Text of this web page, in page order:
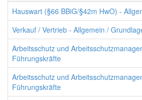
Hauswart (§66 BBiG/§42m HwO) -
Verkauf / Vertrieb - Allgemein /
Arbeitsschutz und
Führungskräfte
Arbeitsschutz und
Führungskräfte